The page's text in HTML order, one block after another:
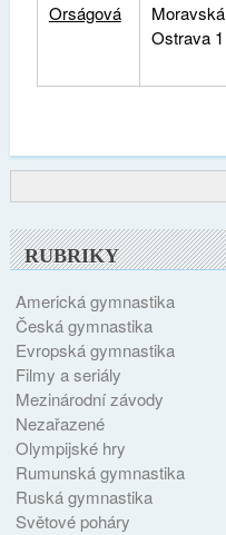
Orságová
Moravská
Ostrava 1
RUBRIKY
Americká gymnastika
Česká gymnastika
Evropská gymnastika
Filmy a seriály
Mezinárodní závody
Nezařazené
Olympijské hry
Rumunská gymnastika
Ruská gymnastika
Světové poháry